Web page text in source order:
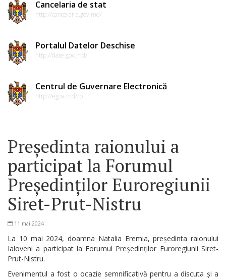
Cancelaria de stat
http://cancelaria.gov.md/
Portalul Datelor Deschise
http://date.gov.md/
Centrul de Guvernare Electronică
http://egov.md/ro
Președinta raionului a
participat la Forumul
Președinților Euroregiunii
Siret-Prut-Nistru
11 mai 2024
La 10 mai 2024, doamna Natalia Eremia, președinta raionului
Ialoveni a participat la Forumul Președinților Euroregiunii Siret-
Prut-Nistru.
Evenimentul a fost o ocazie semnificativă pentru a discuta și a